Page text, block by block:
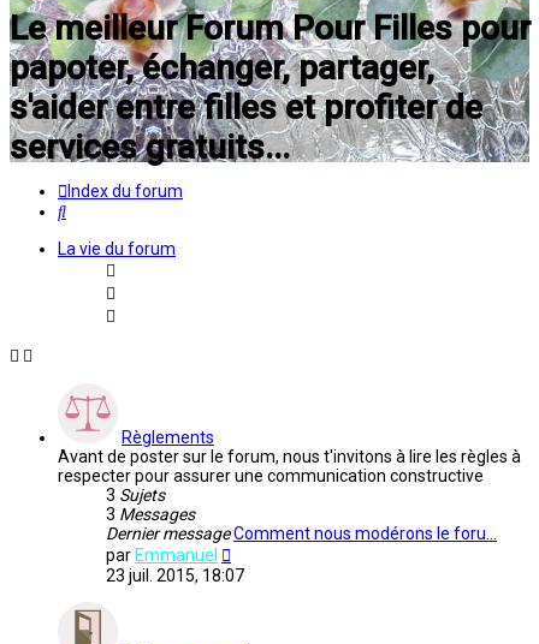
Le meilleur Forum Pour Filles pour
papoter, échanger, partager,
s'aider entre filles et profiter de
services gratuits...
Index du forum
Rechercher
La vie du forum
Règlements
Avant de poster sur le forum, nous t'invitons à lire les règles à
respecter pour assurer une communication constructive
3 Sujets
3 Messages
Dernier messageComment nous modérons le foru…
par Emmanuel
le
23 juil. 2015, 18:07